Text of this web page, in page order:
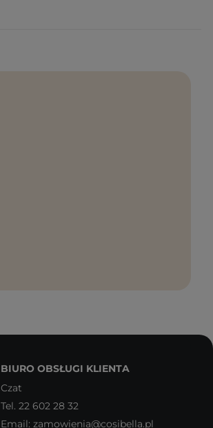
BIURO OBSŁUGI KLIENTA
Czat
Tel. 22 602 28 32
Email: zamowienia@cosibella.pl